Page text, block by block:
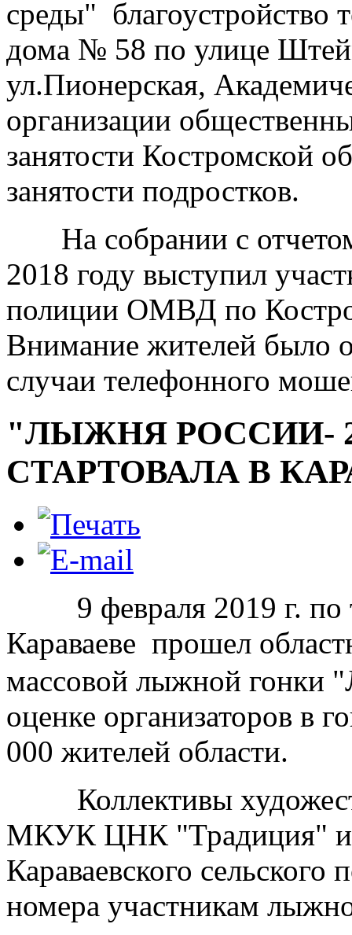
среды" благоустройство
дома № 58 по улице
ул.Пионерская,
организации
занятости Костромской
занятости подростков.
На собрании с отчетом
2018 году выступил
полиции ОМВД по
Внимание жителей было
случаи телефонного
"ЛЫЖНЯ РОССИИ-
СТАРТОВАЛА В
9 февраля 2019 г. по
Караваеве прошел
массовой лыжной гонки
оценке организаторов в
000 жителей области.
Коллективы
МКУК ЦНК "Традиция"
Караваевского
номера участникам